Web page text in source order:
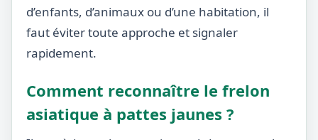
d’enfants, d’animaux ou d’une habitation, il
faut éviter toute approche et signaler
rapidement.
Comment reconnaître le frelon
asiatique à pattes jaunes ?